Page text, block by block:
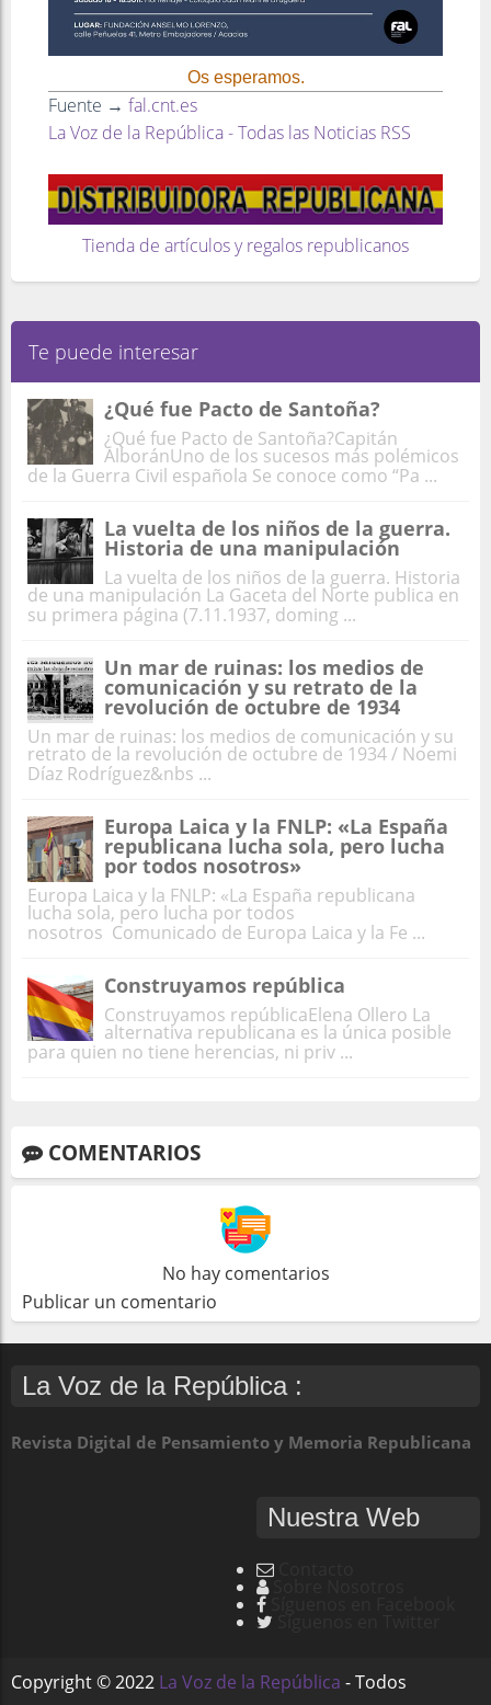
Os esperamos.
Fuente → fal.cnt.es
La Voz de la República - Todas las Noticias RSS
Tienda de artículos y regalos republicanos
Te puede interesar
¿Qué fue Pacto de Santoña?
¿Qué fue Pacto de Santoña?Capitán
AlboránUno de los sucesos más polémicos
de la Guerra Civil española Se conoce como “Pa ...
La vuelta de los niños de la guerra.
Historia de una manipulación
La vuelta de los niños de la guerra. Historia
de una manipulación La Gaceta del Norte publica en
su primera página (7.11.1937, doming ...
Un mar de ruinas: los medios de
comunicación y su retrato de la
revolución de octubre de 1934
Un mar de ruinas: los medios de comunicación y su
retrato de la revolución de octubre de 1934 / Noemi
Díaz Rodríguez&nbs ...
Europa Laica y la FNLP: «La España
republicana lucha sola, pero lucha
por todos nosotros»
Europa Laica y la FNLP: «La España republicana
lucha sola, pero lucha por todos
nosotros Comunicado de Europa Laica y la Fe ...
Construyamos república
Construyamos repúblicaElena Ollero La
alternativa republicana es la única posible
para quien no tiene herencias, ni priv ...
COMENTARIOS
No hay comentarios
Publicar un comentario
La Voz de la República :
Revista Digital de Pensamiento y Memoria Republicana
Nuestra Web
Copyright ©2022 La Voz de la República - Todos